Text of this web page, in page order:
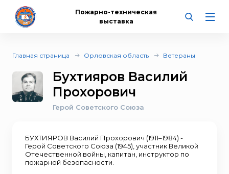
Пожарно-техническая
выставка
Главная страница Орловская область Ветераны
Бухтияров Василий
Прохорович
Герой Советского Союза
БУХТИЯРОВ Василий Прохорович (1911–1984) -
Герой Советского Союза (1945), участник Великой
Отечественной войны, капитан, инструктор по
пожарной безопасности.